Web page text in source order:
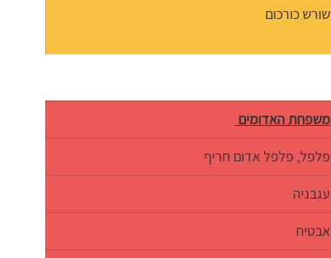
שורש כורכום
משפחת האדומים
פלפל, פלפל אדום חריף
עגבניה
אבטיח